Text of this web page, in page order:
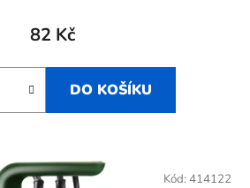
82 Kč
DO KOŠÍKU
Kód: 414122